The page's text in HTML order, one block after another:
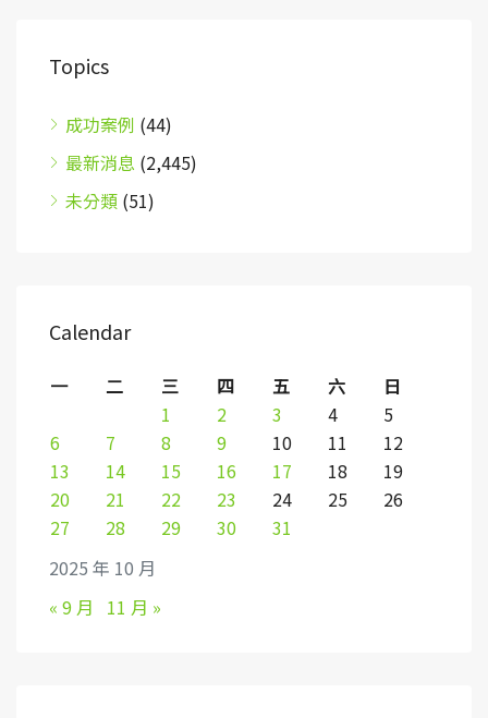
Topics
成功案例 (44)
最新消息 (2,445)
未分類 (51)
Calendar
2025 年 10 月
一 二 三 四 五 六
日
1
2 3 4
5
6
7 8 9 10 11
12
13
14 15 16 17 18
19
20
21 22 23 24 25
26
27
28 29 30 31
« 9 月 11 月 »